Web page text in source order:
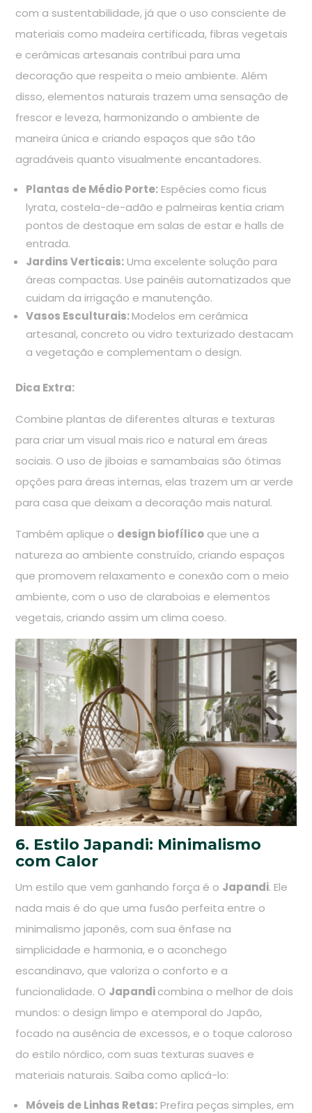
com a sustentabilidade, já que o uso consciente de
materiais como madeira certificada, fibras vegetais
e cerâmicas artesanais contribui para uma
decoração que respeita o meio ambiente. Além
disso, elementos naturais trazem uma sensação de
frescor e leveza, harmonizando o ambiente de
maneira única e criando espaços que são tão
agradáveis quanto visualmente encantadores.
Plantas de Médio Porte:Espécies como ficus
lyrata, costela-de-adão e palmeiras kentia criam
pontos de destaque em salas de estar e halls de
entrada.
Jardins Verticais:Uma excelente solução para
áreas compactas. Use painéis automatizados que
cuidam da irrigação e manutenção.
Vasos Esculturais:Modelos em cerâmica
artesanal, concreto ou vidro texturizado destacam
a vegetação e complementam o design.
Dica Extra:
Combine plantas de diferentes alturas e texturas
para criar um visual mais rico e natural em áreas
sociais. O uso de jiboias e samambaias são ótimas
opções para áreas internas, elas trazem um ar verde
para casa que deixam a decoração mais natural.
Também aplique o design biofílico que une a
natureza ao ambiente construído, criando espaços
que promovem relaxamento e conexão com o meio
ambiente, com o uso de claraboias e elementos
vegetais, criando assim um clima coeso.
6. Estilo Japandi: Minimalismo
com Calor
Um estilo que vem ganhando força é o Japandi. Ele
nada mais é do que uma fusão perfeita entre o
minimalismo japonês, com sua ênfase na
simplicidade e harmonia, e o aconchego
escandinavo, que valoriza o conforto e a
funcionalidade. O Japandicombina o melhor de dois
mundos: o design limpo e atemporal do Japão,
focado na ausência de excessos, e o toque caloroso
do estilo nórdico, com suas texturas suaves e
materiais naturais. Saiba como aplicá-lo:
Móveis de Linhas Retas:Prefira peças simples, em